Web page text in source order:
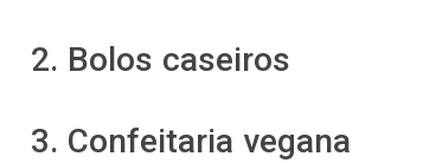
2. Bolos caseiros
3. Confeitaria vegana